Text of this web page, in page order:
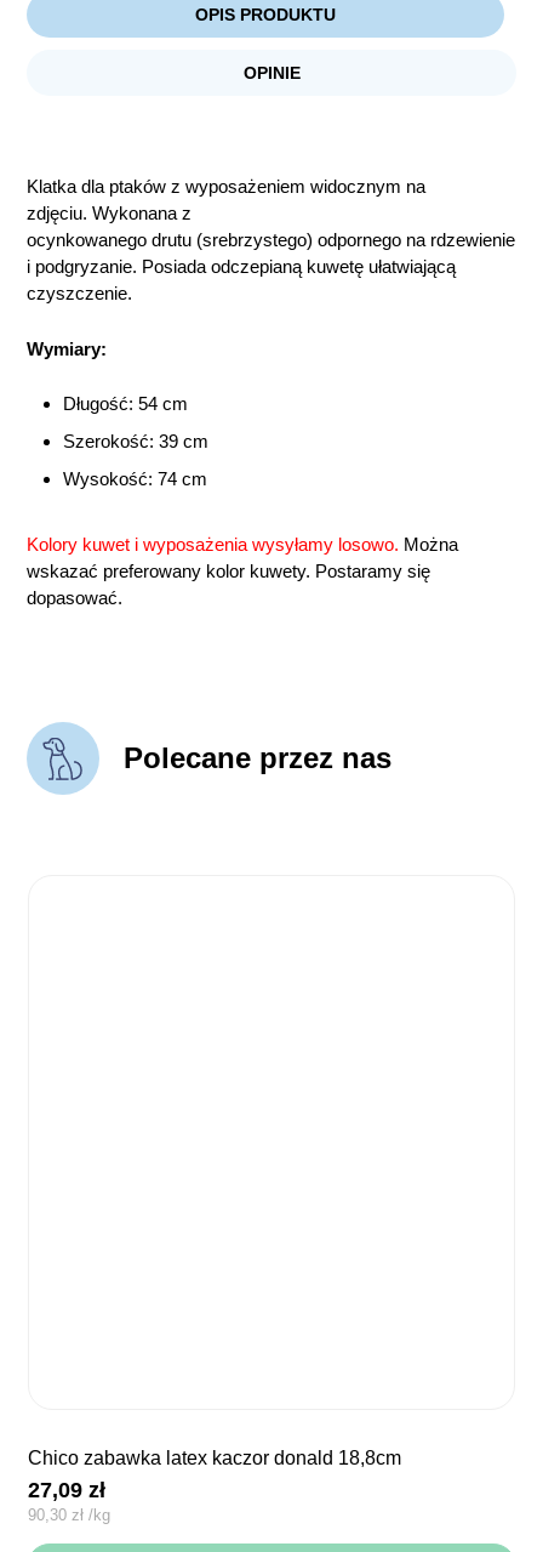
OPIS PRODUKTU
OPINIE
Klatka dla ptaków z wyposażeniem widocznym na
zdjęciu. Wykonana z
ocynkowanego drutu (srebrzystego) odpornego na rdzewienie
i podgryzanie. Posiada odczepianą kuwetę ułatwiającą
czyszczenie.
Wymiary:
Długość: 54 cm
Szerokość: 39 cm
Wysokość: 74 cm
Kolory kuwet i wyposażenia wysyłamy losowo. Można
wskazać preferowany kolor kuwety. Postaramy się
dopasować.
Polecane przez nas
chico zabawka latex kaczor donald 18,8cm
27,09zł
90,30zł /kg